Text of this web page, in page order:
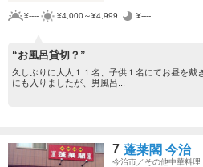
¥---- ¥4,000～¥4,999 ¥----
“お風呂貸切？”
久しぶりに大人１１名、子供１名にてお昼を戴
にも入りましたが、男風呂...
7 蓬莱閣 今治
今治市／その他中華料理